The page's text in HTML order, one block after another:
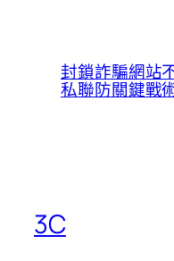
封鎖詐騙網站
私聯防關鍵戰
3C